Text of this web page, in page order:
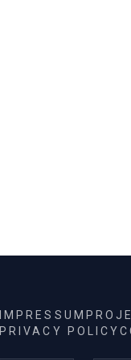
IMPRESSUM
PRIVACY POLICY